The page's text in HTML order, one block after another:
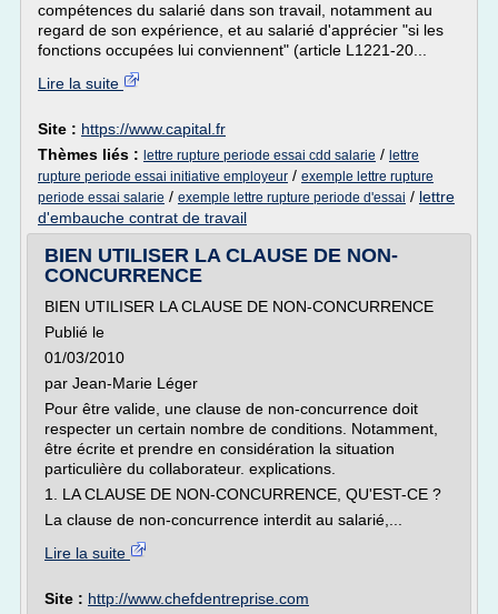
compétences du salarié dans son travail, notamment au
regard de son expérience, et au salarié d'apprécier "si les
fonctions occupées lui conviennent" (article L1221-20...
Lire la suite
Site : https://www.capital.fr
Thèmes liés : lettre rupture periode essai cdd salarie / lettre
rupture periode essai initiative employeur / exemple lettre rupture
periode essai salarie / exemple lettre rupture periode d'essai / lettre
d'embauche contrat de travail
BIEN UTILISER LA CLAUSE DE NON-
CONCURRENCE
BIEN UTILISER LA CLAUSE DE NON-CONCURRENCE
Publié le
01/03/2010
par Jean-Marie Léger
Pour être valide, une clause de non-concurrence doit
respecter un certain nombre de conditions. Notamment,
être écrite et prendre en considération la situation
particulière du collaborateur. explications.
1. LA CLAUSE DE NON-CONCURRENCE, QU'EST-CE ?
La clause de non-concurrence interdit au salarié,...
Lire la suite
Site : http://www.chefdentreprise.com